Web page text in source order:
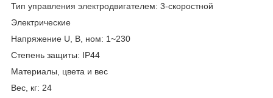
Тип управления электродвигателем: 3-скоростной
Электрические
Напряжение U, В, ном: 1~230
Степень защиты: IP44
Материалы, цвета и вес
Вес, кг: 24